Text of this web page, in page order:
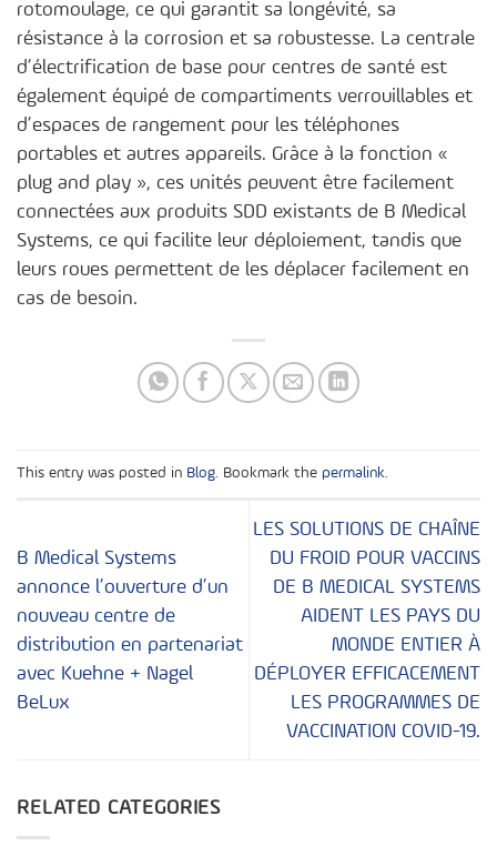
rotomoulage, ce qui garantit sa longévité, sa
résistance à la corrosion et sa robustesse. La centrale
d’électrification de base pour centres de santé est
également équipé de compartiments verrouillables et
d’espaces de rangement pour les téléphones
portables et autres appareils. Grâce à la fonction «
plug and play », ces unités peuvent être facilement
connectées aux produits SDD existants de B Medical
Systems, ce qui facilite leur déploiement, tandis que
leurs roues permettent de les déplacer facilement en
cas de besoin.
This entry was posted in Blog. Bookmark the permalink.
B Medical Systems
annonce l’ouverture d’un
nouveau centre de
distribution en partenariat
avec Kuehne + Nagel
BeLux
LES SOLUTIONS DE CHAÎNE
DU FROID POUR VACCINS
DE B MEDICAL SYSTEMS
AIDENT LES PAYS DU
MONDE ENTIER À
DÉPLOYER EFFICACEMENT
LES PROGRAMMES DE
VACCINATION COVID-19.
RELATED CATEGORIES